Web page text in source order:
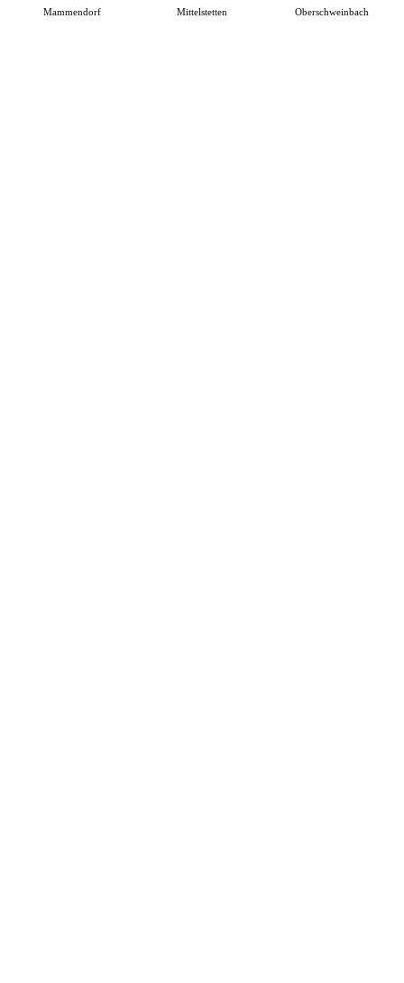
Mammendorf Mittelstetten Oberschweinbach